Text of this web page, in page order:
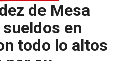
de Mesa
sueldos en
todo lo altos